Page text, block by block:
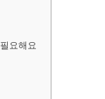
요해요